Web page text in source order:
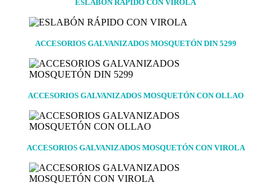
ESLABÓN RÁPIDO CON VIROLA
ACCESORIOS GALVANIZADOS MOSQUETÓN DIN 5299
ACCESORIOS GALVANIZADOS MOSQUETÓN CON OLLAO
ACCESORIOS GALVANIZADOS MOSQUETÓN CON VIROLA